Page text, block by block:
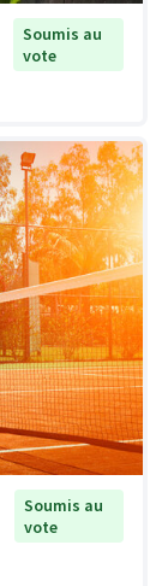
Soumis au
vote
Soumis au
vote